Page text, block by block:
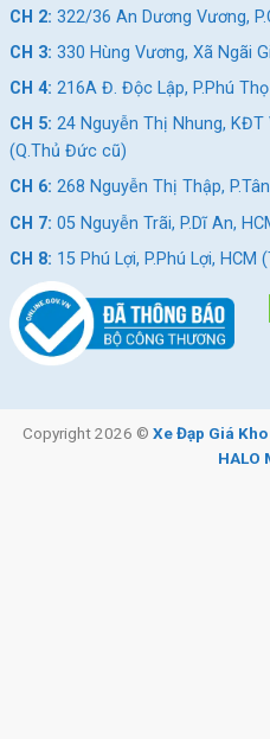
Êm ái với yên xe Cavanio
Yên xe được bọc đệm da êm ái,
chống chèn ép mạch máu ở
đau nhức, ê mỏi.
CH 2: 322/36 An Dương Vương,
CH 3: 330 Hùng Vương, Xã Ngãi
CH 4: 216A Đ. Độc Lập, P.Phú
CH 5: 24 Nguyễn Thị Nhung, KĐT
(Q.Thủ Đức cũ)
CH 6: 268 Nguyễn Thị Thập,
CH 7: 05 Nguyễn Trãi, P.Dĩ An,
CH 8: 15 Phú Lợi, P.Phú Lợi,
Copyright 2026 © Xe Đạp Giá Kho
HALO